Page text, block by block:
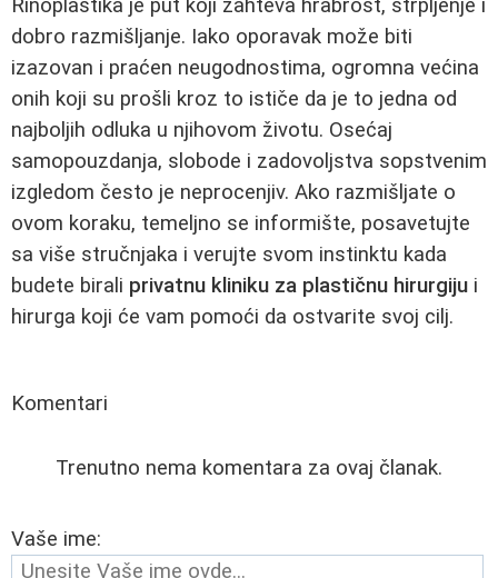
Rinoplastika je put koji zahteva hrabrost, strpljenje i
dobro razmišljanje. Iako oporavak može biti
izazovan i praćen neugodnostima, ogromna većina
onih koji su prošli kroz to ističe da je to jedna od
najboljih odluka u njihovom životu. Osećaj
samopouzdanja, slobode i zadovoljstva sopstvenim
izgledom često je neprocenjiv. Ako razmišljate o
ovom koraku, temeljno se informište, posavetujte
sa više stručnjaka i verujte svom instinktu kada
budete birali privatnu kliniku za plastičnu hirurgiju i
hirurga koji će vam pomoći da ostvarite svoj cilj.
Komentari
Trenutno nema komentara za ovaj članak.
Vaše ime: